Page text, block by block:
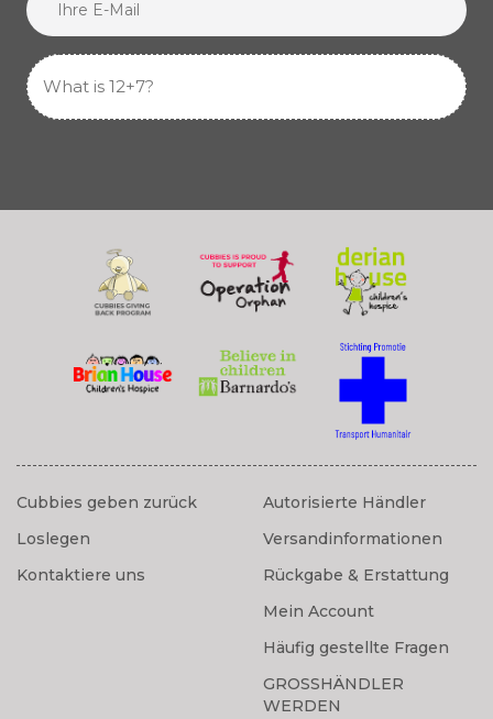
Cubbies geben zurück
Loslegen
Kontaktiere uns
Autorisierte Händler
Versandinformationen
Rückgabe & Erstattung
Mein Account
Häufig gestellte Fragen
GROSSHÄNDLER
WERDEN